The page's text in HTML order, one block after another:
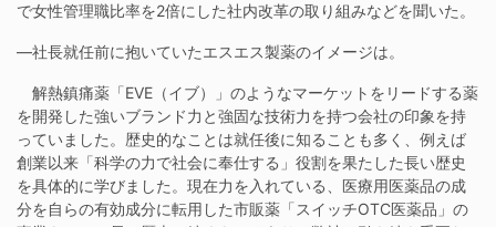
で女性管理職比率を2倍にした社内改革の取り組みなどを聞いた。
―社長就任前に抱いていたエスエス製薬のイメージは。
解熱鎮痛薬「EVE（イブ）」のようなマーケットをリードする薬
を開発した強いブランド力と強固な技術力を持つ会社の印象を持
っていました。歴史的なことは就任後に知ることも多く、例えば
創業以来「科学の力で社会に奉仕する」役割を果たした長い歴史
を具体的に学びました。現在力を入れている、医療用医薬品の成
分を自らの有効成分に転用した市販薬「スイッチOTC医薬品」の